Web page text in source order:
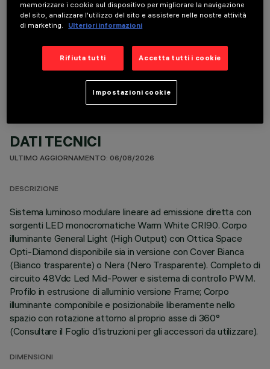
COMPONENTI OPZIONALI
DATI TECNICI
ULTIMO AGGIORNAMENTO: 06/08/2026
DESCRIZIONE
Sistema luminoso modulare lineare ad emissione diretta con
sorgenti LED monocromatiche Warm White CRI90. Corpo
illuminante General Light (High Output) con Ottica Space
Opti-Diamond disponibile sia in versione con Cover Bianca
(Bianco trasparente) o Nera (Nero Trasparente). Completo di
circuito 48Vdc Led Mid-Power e sistema di controllo PWM.
Profilo in estrusione di alluminio versione Frame; Corpo
illuminante componibile e posizionabile liberamente nello
spazio con rotazione attorno al proprio asse di 360°
(Consultare il Foglio d'istruzioni per gli accessori da utilizzare).
DIMENSIONI
memorizzare i cookie sul dispositivo per migliorare la navigazione
del sito, analizzare l'utilizzo del sito e assistere nelle nostre attività
di marketing.
Ulteriori informazioni
Rifiuta tutti Accetta tutti i cookie
Impostazioni cookie